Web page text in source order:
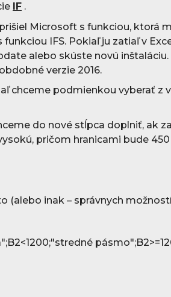
IF .
Microsoft s funkciou, ktorá
IFS. Pokiaľ ju zatiaľ v
alebo skúste novú inštaláciu.
verzie 2016.
chceme podmienkou vyberať z
do nové stĺpca doplniť, ak
pričom hranicami bude
(alebo inak – správnych